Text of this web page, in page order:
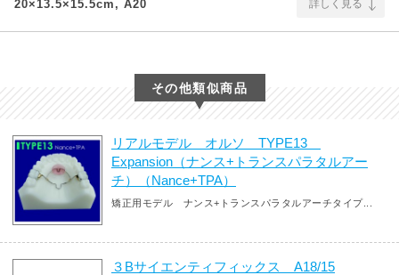
20×13.5×15.5cm, A20 詳しく見る
その他類似商品
リアルモデル オルソ TYPE13
Expansion（ナンス+トランスパラタルアー
チ）（Nance+TPA）
矯正用モデル ナンス+トランスパラタルアーチタイプ...
３Bサイエンティフィックス A18/15